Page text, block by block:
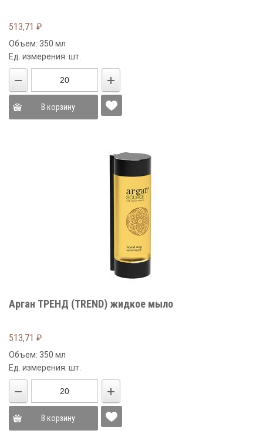
513,71 ₽
Объем: 350 мл
Ед. измерения: шт.
В корзину
Арган ТРЕНД (TREND) жидкое мыло
513,71 ₽
Объем: 350 мл
Ед. измерения: шт.
В корзину